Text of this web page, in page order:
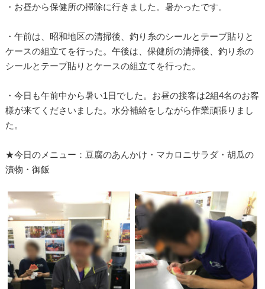
・お昼から保健所の掃除に行きました。暑かったです。
・午前は、昭和地区の清掃後、釣り糸のシールとテープ貼りと
ケースの組立てを行った。午後は、保健所の清掃後、釣り糸の
シールとテープ貼りとケースの組立てを行った。
・今日も午前中から暑い1日でした。お昼の接客は2組4名のお客
様が来てくださいました。水分補給をしながら作業頑張りまし
た。
★今日のメニュー：豆腐のあんかけ・マカロニサラダ・胡瓜の
漬物・御飯